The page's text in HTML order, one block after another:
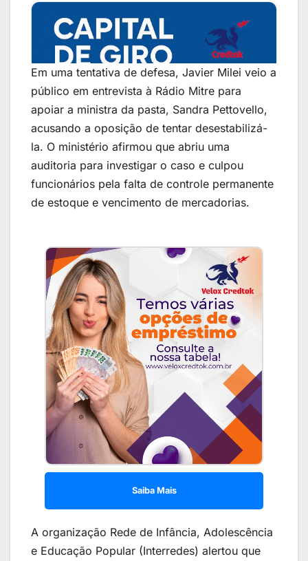
Em uma tentativa de defesa, Javier Milei veio a
público em entrevista à Rádio Mitre para
apoiar a ministra da pasta, Sandra Pettovello,
acusando a oposição de tentar desestabilizá-
la. O ministério afirmou que abriu uma
auditoria para investigar o caso e culpou
funcionários pela falta de controle permanente
de estoque e vencimento de mercadorias.
Saiba Mais
A organização Rede de Infância, Adolescência
e Educação Popular (Interredes) alertou que